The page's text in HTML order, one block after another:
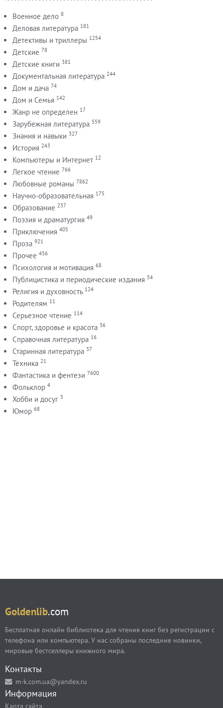
Военное дело 8
Деловая литература 181
Детективы и триллеры 1254
Детские 78
Детские книги 381
Документальная литература 244
Дом и дача 74
Дом и Семья 142
Жанр не определен 17
Зарубежная литература 559
Знания и навыки 327
История 243
Компьютеры и Интернет 12
Легкое чтение 766
Любовные романы 7862
Научно-образовательная 175
Образование 237
Поэзия и драматургия 49
Приключения 405
Проза 921
Прочее 456
Психология и мотивация 68
Публицистика и периодические издания 54
Религия и духовность 124
Родителям 11
Серьезное чтение 114
Спорт, здоровье и красота 36
Справочная литература 16
Старинная литература 37
Техника 21
Фантастика и фентези 7600
Фольклор 4
Хобби и досуг 5
Юмор 68
Goldenlib.com
Бесплатная онлайн библиотека для чтения книг без регистрации с
телефона или компьютера. У нас собраны последние новинки,
мировые бестселлеры книжного мира.
Контакты
m-k.com.ua@yandex.ru
Информация
Карта сайта